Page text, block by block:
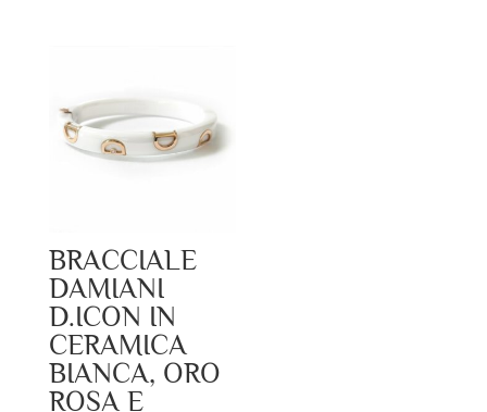
BRACCIALE
DAMIANI
D.ICON IN
CERAMICA
BIANCA, ORO
ROSA E